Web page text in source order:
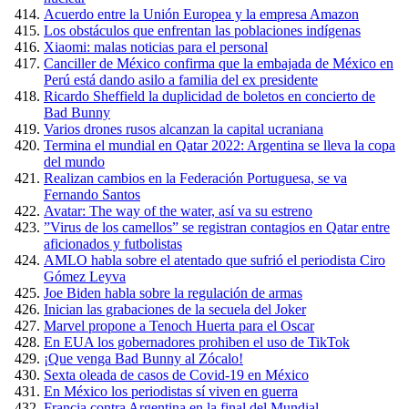
Acuerdo entre la Unión Europea y la empresa Amazon
Los obstáculos que enfrentan las poblaciones indígenas
Xiaomi: malas noticias para el personal
Canciller de México confirma que la embajada de México en
Perú está dando asilo a familia del ex presidente
Ricardo Sheffield la duplicidad de boletos en concierto de
Bad Bunny
Varios drones rusos alcanzan la capital ucraniana
Termina el mundial en Qatar 2022: Argentina se lleva la copa
del mundo
Realizan cambios en la Federación Portuguesa, se va
Fernando Santos
Avatar: The way of the water, así va su estreno
”Virus de los camellos” se registran contagios en Qatar entre
aficionados y futbolistas
AMLO habla sobre el atentado que sufrió el periodista Ciro
Gómez Leyva
Joe Biden habla sobre la regulación de armas
Inician las grabaciones de la secuela del Joker
Marvel propone a Tenoch Huerta para el Oscar
En EUA los gobernadores prohiben el uso de TikTok
¡Que venga Bad Bunny al Zócalo!
Sexta oleada de casos de Covid-19 en México
En México los periodistas sí viven en guerra